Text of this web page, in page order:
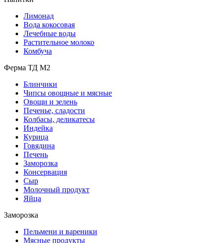
Лимонад
Вода кокосовая
Лечебные воды
Растительное молоко
Комбуча
Ферма ТД М2
Блинчики
Чипсы овощные и мясные
Овощи и зелень
Печенье, сладости
Колбасы, деликатесы
Индейка
Курица
Говядина
Печень
Заморозка
Консервация
Сыр
Молочный продукт
Яйца
Заморозка
Пельмени и вареники
Мясные продукты